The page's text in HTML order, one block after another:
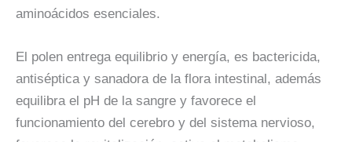
aminoácidos esenciales.
El polen entrega equilibrio y energía, es bactericida,
antiséptica y sanadora de la flora intestinal, además
equilibra el pH de la sangre y favorece el
funcionamiento del cerebro y del sistema nervioso,